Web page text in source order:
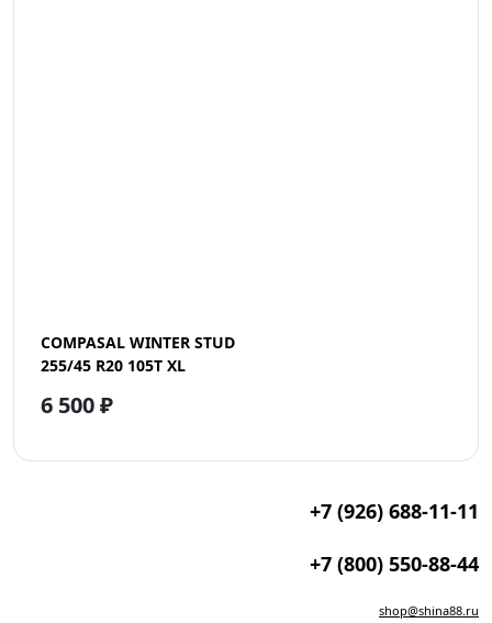
COMPASAL WINTER STUD
255/45 R20 105T XL
6 500 ₽
+7 (926) 688-11-11
+7 (800) 550-88-44
shop@shina88.ru